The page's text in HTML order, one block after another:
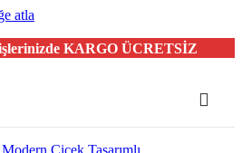
atla
KARGO ÜCRETSİZ